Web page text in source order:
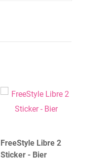
FreeStyle Libre 2
Sticker - Bier